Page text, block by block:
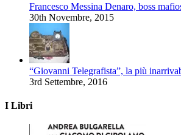
Francesco Messina Denaro, boss
30th Novembre, 2015
“Giovanni Telegrafista”, la più
3rd Settembre, 2016
I Libri